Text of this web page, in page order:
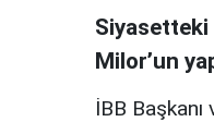
Siyasetteki
Milor’un
İBB